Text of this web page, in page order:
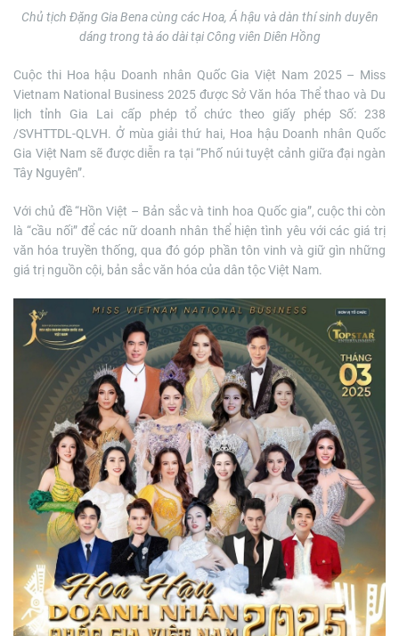
Chủ tịch Đặng Gia Bena cùng các Hoa, Á hậu và dàn thí sinh duyên
dáng trong tà áo dài tại Công viên Diên Hồng
Cuộc thi Hoa hậu Doanh nhân Quốc Gia Việt Nam 2025 – Miss
Vietnam National Business 2025 được Sở Văn hóa Thể thao và Du
lịch tỉnh Gia Lai cấp phép tổ chức theo giấy phép Số: 238
/SVHTTDL-QLVH. Ở mùa giải thứ hai, Hoa hậu Doanh nhân Quốc
Gia Việt Nam sẽ được diễn ra tại “Phố núi tuyệt cảnh giữa đại ngàn
Tây Nguyên”.
Với chủ đề “Hồn Việt – Bản sắc và tinh hoa Quốc gia”, cuộc thi còn
là “cầu nối” để các nữ doanh nhân thể hiện tình yêu với các giá trị
văn hóa truyền thống, qua đó góp phần tôn vinh và giữ gìn những
giá trị nguồn cội, bản sắc văn hóa của dân tộc Việt Nam.